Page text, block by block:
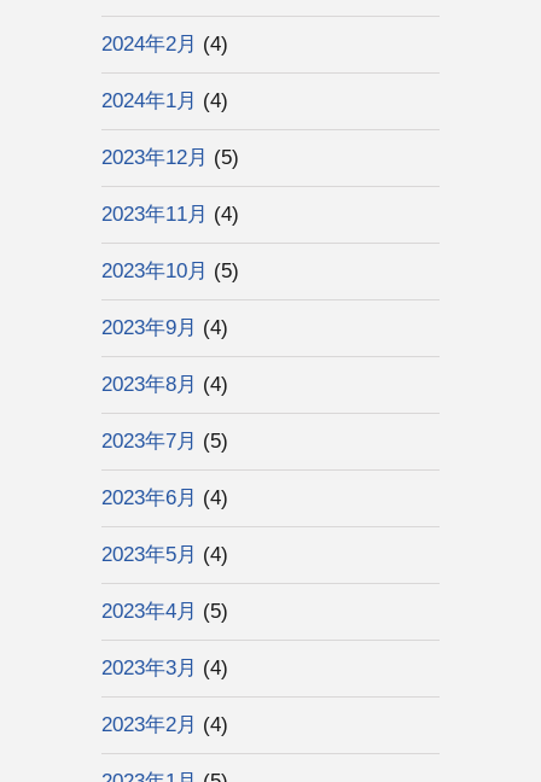
2024年2月 (4)
2024年1月 (4)
2023年12月 (5)
2023年11月 (4)
2023年10月 (5)
2023年9月 (4)
2023年8月 (4)
2023年7月 (5)
2023年6月 (4)
2023年5月 (4)
2023年4月 (5)
2023年3月 (4)
2023年2月 (4)